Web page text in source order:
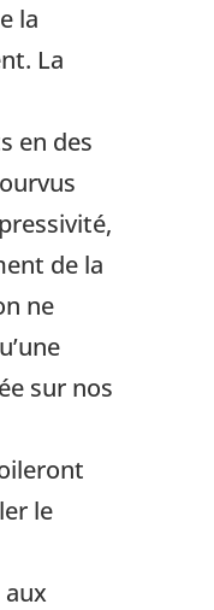
la
La
en des
de la
ne
sur nos
le